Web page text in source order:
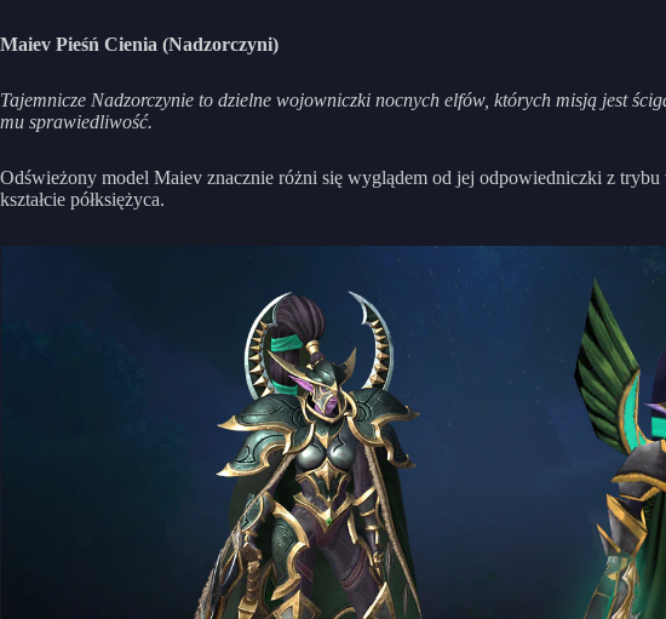
Maiev Pieśń Cienia (Nadzorczyni)
Tajemnicze Nadzorczynie to dzielne wojowniczki nocnych elfów, których misją jest
mu sprawiedliwość.
Odświeżony model Maiev znacznie różni się wyglądem od jej odpowiedniczki z
kształcie półksiężyca.